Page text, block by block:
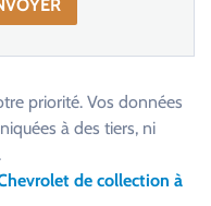
priorité. Vos données
à des tiers, ni
de collection à